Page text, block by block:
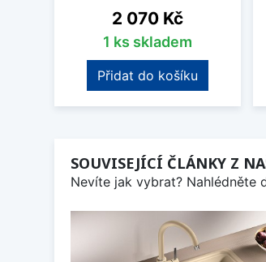
Cena
2 070 Kč
1 ks skladem
Přidat do košíku
SOUVISEJÍCÍ ČLÁNKY Z
Nevíte jak vybrat? Nahlédněte